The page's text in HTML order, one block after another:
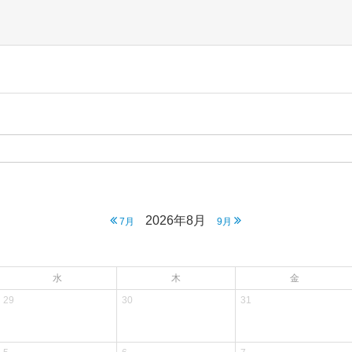
7月 2026年8月 9月
水 木
金
29
30 31